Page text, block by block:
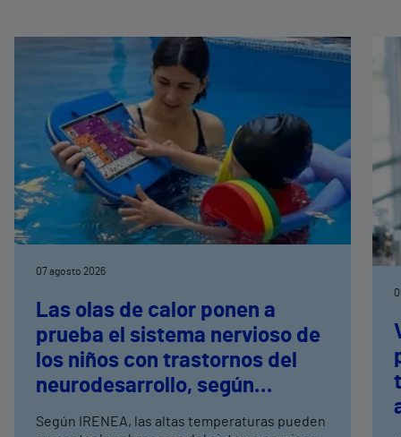
07 agosto 2026
Las olas de calor ponen a
prueba el sistema nervioso de
los niños con trastornos del
neurodesarrollo, según
Según IRENEA, las altas temperaturas pueden